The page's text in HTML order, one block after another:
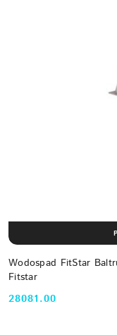
Wodospad FitStar
Fitstar
Cena:
28081.00